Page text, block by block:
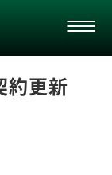
約更新